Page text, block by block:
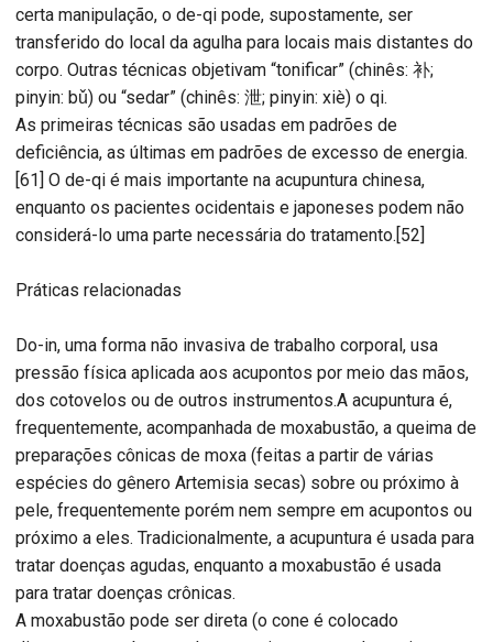
certa manipulação, o de-qi pode, supostamente, ser
transferido do local da agulha para locais mais distantes do
corpo. Outras técnicas objetivam “tonificar” (chinês: 补;
pinyin: bǔ) ou “sedar” (chinês: 泄; pinyin: xiè) o qi.
As primeiras técnicas são usadas em padrões de
deficiência, as últimas em padrões de excesso de energia.
[61] O de-qi é mais importante na acupuntura chinesa,
enquanto os pacientes ocidentais e japoneses podem não
considerá-lo uma parte necessária do tratamento.[52]
Práticas relacionadas
Do-in, uma forma não invasiva de trabalho corporal, usa
pressão física aplicada aos acupontos por meio das mãos,
dos cotovelos ou de outros instrumentos.A acupuntura é,
frequentemente, acompanhada de moxabustão, a queima de
preparações cônicas de moxa (feitas a partir de várias
espécies do gênero Artemisia secas) sobre ou próximo à
pele, frequentemente porém nem sempre em acupontos ou
próximo a eles. Tradicionalmente, a acupuntura é usada para
tratar doenças agudas, enquanto a moxabustão é usada
para tratar doenças crônicas.
A moxabustão pode ser direta (o cone é colocado